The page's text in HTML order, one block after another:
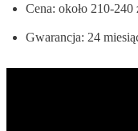
Cena: około 210-240
Gwarancja: 24